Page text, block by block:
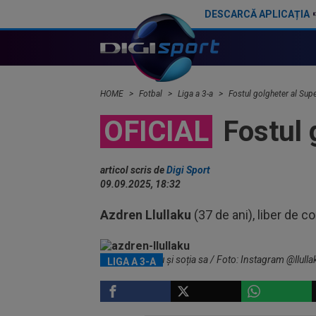
DESCARCĂ APLICAȚIA
HOME Fotbal Liga a 3-a Fostul golgheter al
OFICIAL Fostul
articol scris deDigi Sport
09.09.2025, 18:32
Azdren Llullaku (37 de ani), liber de
LIGA A 3-A
Azdren Llullaku și soția sa / Foto: Instagram